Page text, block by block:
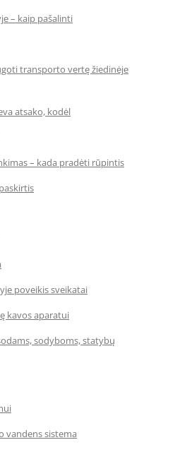
– kaip pašalinti
transporto vertę žiedinėje
atsako, kodėl
– kada pradėti rūpintis
poveikis sveikatai
kavos aparatui
sodyboms, statybų
vandens sistema